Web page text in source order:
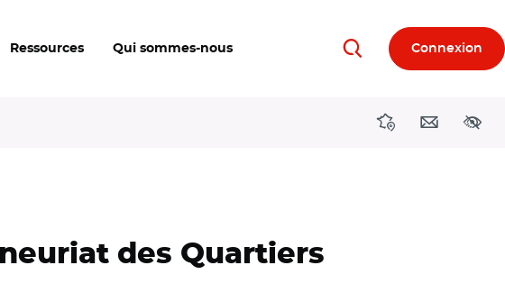
Ressources Qui sommes-nous RechercherConnexion
DirectionsContact
des Quartiers